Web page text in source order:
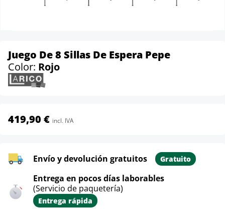
Juego De 8 Sillas De Espera Pepe
Color: Rojo
419,90 € incl. IVA
Envío y devolución gratuitos Gratuito
Entrega en pocos días laborables
(Servicio de paquetería)
Entrega rápida